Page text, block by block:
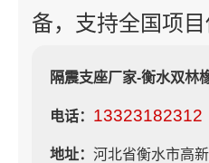
备，支持全国项目
隔震支座厂家-衡水双林
电话： 13323182312
地址： 河北省衡水市高